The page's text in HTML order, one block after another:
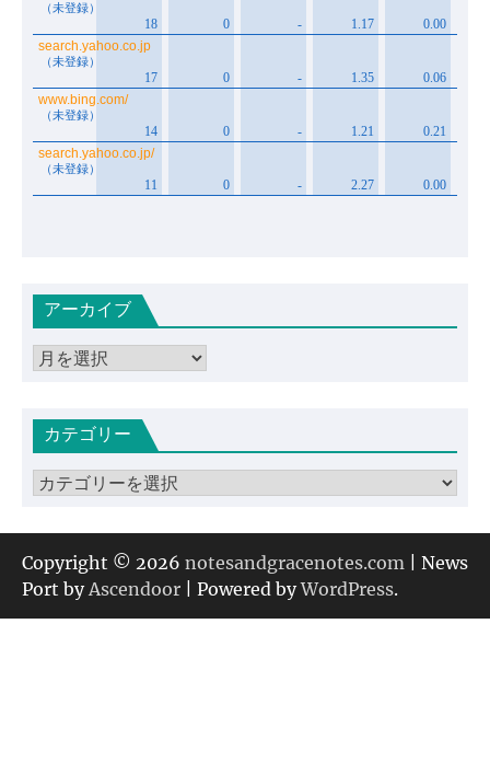
アーカイブ
ア
イカテゴリー
カ
ゴ
リ
ー
Copyright © 2026 notesandgracenotes.com | News
Port byAscendoor | Powered byWordPress.